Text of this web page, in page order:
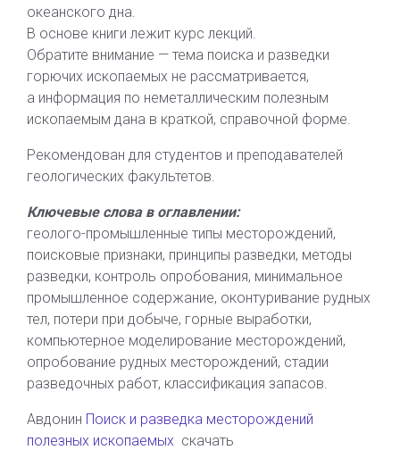
океанского дна.
В основе книги лежит курс лекций.
Обратите внимание — тема поиска и разведки
горючих ископаемых не рассматривается,
а информация по неметаллическим полезным
ископаемым дана в краткой, справочной форме.
Рекомендован для студентов и преподавателей
геологических факультетов.
Ключевые слова в оглавлении:
геолого-промышленные типы месторождений,
поисковые признаки, принципы разведки, методы
разведки, контроль опробования, минимальное
промышленное содержание, оконтуривание рудных
тел, потери при добыче, горные выработки,
компьютерное моделирование месторождений,
опробование рудных месторождений, стадии
разведочных работ, классификация запасов.
Авдонин Поиск и разведка месторождений
полезных ископаемых скачать